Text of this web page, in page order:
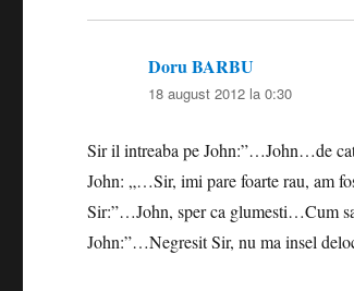
Doru BARBU
18 august 2012 la 0:30
Sir il intreaba pe John:”…John…de
John: „…Sir, imi pare foarte rau, am
Sir:”…John, sper ca glumesti…Cum
John:”…Negresit Sir, nu ma insel